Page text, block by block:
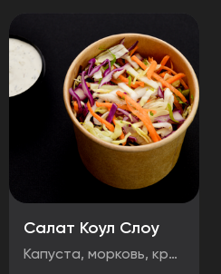
Салат Коул Слоу
Капуста, морковь, красный лук, кинза